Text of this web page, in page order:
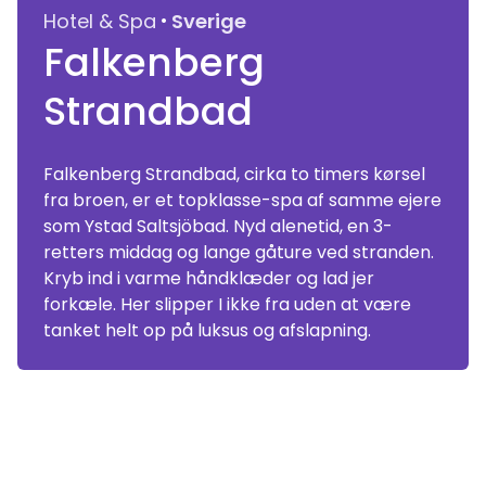
Hotel & Spa · Sverige
Falkenberg
Strandbad
Falkenberg Strandbad, cirka to timers kørsel
fra broen, er et topklasse-spa af samme ejere
som Ystad Saltsjöbad. Nyd alenetid, en 3-
retters middag og lange gåture ved stranden.
Kryb ind i varme håndklæder og lad jer
forkæle. Her slipper I ikke fra uden at være
tanket helt op på luksus og afslapning.